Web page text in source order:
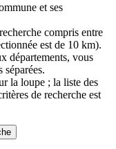
et ses
compris entre
est de 10 km).
départements, vous
la loupe ; la liste des
de recherche est